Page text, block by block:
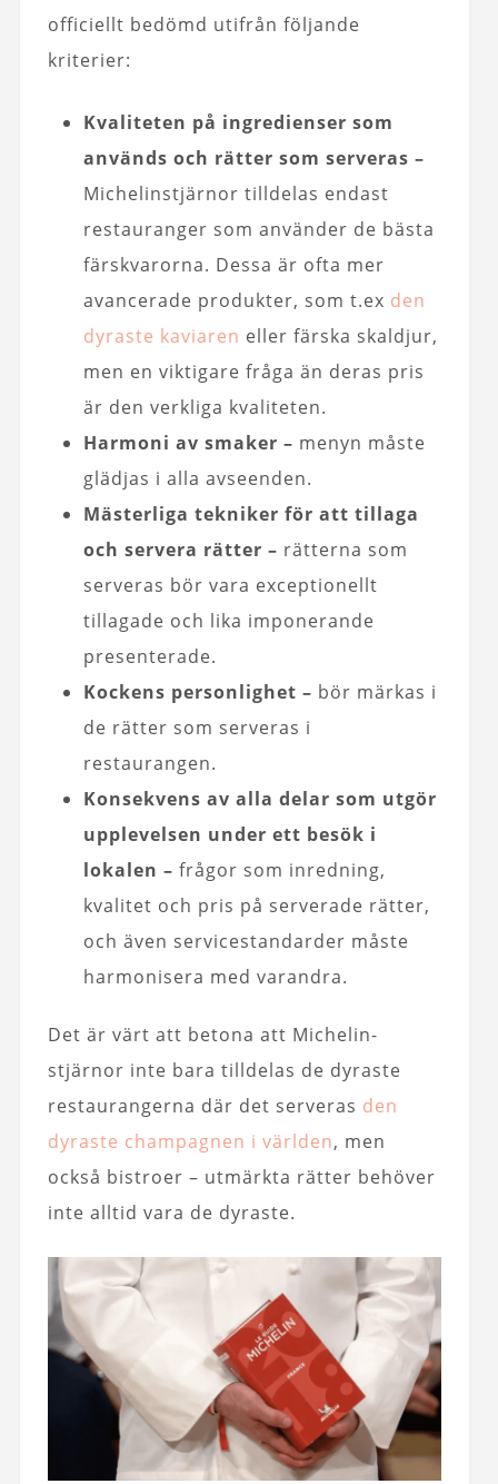
officiellt bedömd utifrån följande
kriterier:
Kvaliteten på ingredienser som
används och rätter som serveras –
Michelinstjärnor tilldelas endast
restauranger som använder de bästa
färskvarorna. Dessa är ofta mer
avancerade produkter, som t.ex den
dyraste kaviaren eller färska skaldjur,
men en viktigare fråga än deras pris
är den verkliga kvaliteten.
Harmoni av smaker – menyn måste
glädjas i alla avseenden.
Mästerliga tekniker för att tillaga
och servera rätter – rätterna som
serveras bör vara exceptionellt
tillagade och lika imponerande
presenterade.
Kockens personlighet – bör märkas i
de rätter som serveras i
restaurangen.
Konsekvens av alla delar som utgör
upplevelsen under ett besök i
lokalen – frågor som inredning,
kvalitet och pris på serverade rätter,
och även servicestandarder måste
harmonisera med varandra.
Det är värt att betona att Michelin-
stjärnor inte bara tilldelas de dyraste
restaurangerna där det serveras den
dyraste champagnen i världen, men
också bistroer – utmärkta rätter behöver
inte alltid vara de dyraste.